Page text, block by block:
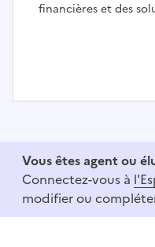
financières et des
f
Vous êtes agent ou
Connectez-vous à
modifier ou